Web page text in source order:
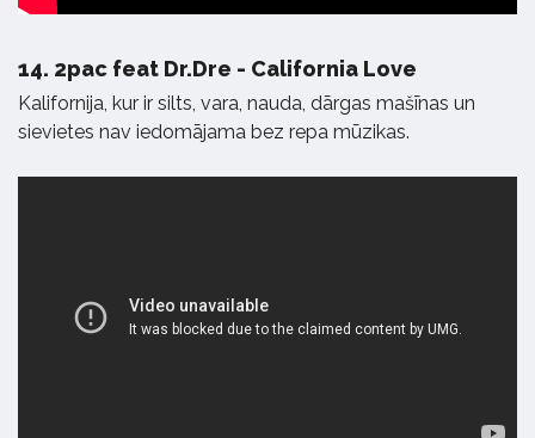
14. 2pac feat Dr.Dre - California Love
Kalifornija, kur ir silts, vara, nauda, dārgas mašīnas un
sievietes nav iedomājama bez repa mūzikas.